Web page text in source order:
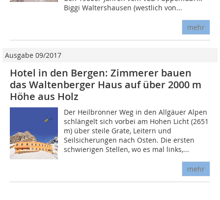
Biggi Waltershausen (westlich von...
mehr
Ausgabe 09/2017
Hotel in den Bergen: Zimmerer bauen
das Waltenberger Haus auf über 2000 m
Höhe aus Holz
Der Heilbronner Weg in den Allgäuer Alpen
schlängelt sich vorbei am Hohen Licht (2651
m) über steile Grate, Leitern und
Seilsicherungen nach Osten. Die ersten
schwierigen Stellen, wo es mal links,...
mehr